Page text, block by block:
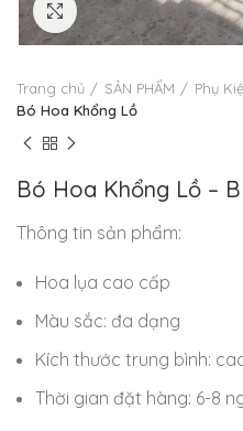
Click to enlarge
Trang chủ SẢN PHẨM
Phụ
Bó Hoa Khổng Lồ
Bó Hoa Khổng Lồ –
Thông tin sản phẩm:
Hoa lụa cao cấp
Màu sắc: đa dạng
Kích thước trung bình:
Thời gian đặt hàng: 6-8